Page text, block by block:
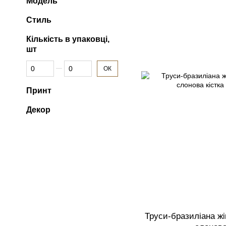
Труси-бразиліана
Стиль
Кількість в упаковці,
шт
Від Кількість в упаковці, шт
До Кількість в упаковці, шт
ОК
Принт
Декор